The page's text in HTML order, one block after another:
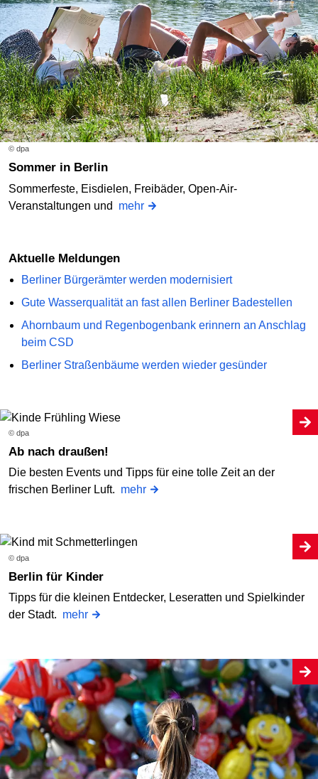
© dpa
Sommer in Berlin
Sommerfeste, Eisdielen, Freibäder, Open-Air-
Veranstaltungen und mehr
Aktuelle Meldungen
Berliner Bürgerämter werden modernisiert
Gute Wasserqualität an fast allen Berliner Badestellen
Ahornbaum und Regenbogenbank erinnern an Anschlag
beim CSD
Berliner Straßenbäume werden wieder gesünder
© dpa
Ab nach draußen!
Die besten Events und Tipps für eine tolle Zeit an der
frischen Berliner Luft. mehr
© dpa
Berlin für Kinder
Tipps für die kleinen Entdecker, Leseratten und Spielkinder
der Stadt. mehr